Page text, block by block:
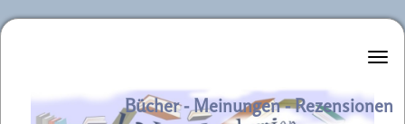
Literaturkurier.net
Bücher - Meinungen - Rezensionen